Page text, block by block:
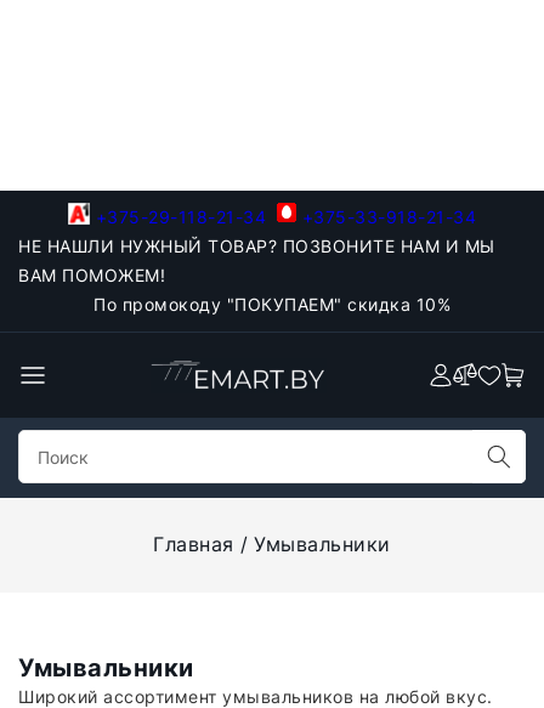
+375-29-118-21-34
+375-33-918-21-34
НЕ НАШЛИ НУЖНЫЙ ТОВАР? ПОЗВОНИТЕ НАМ И МЫ
ВАМ ПОМОЖЕМ!
По промокоду "ПОКУПАЕМ" скидка 10%
Главная Умывальники
Умывальники
Широкий ассортимент умывальников на любой вкус.